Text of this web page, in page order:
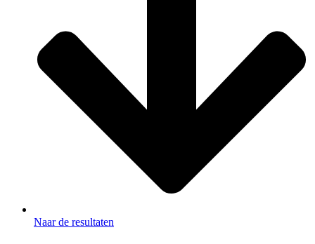
Naar de resultaten